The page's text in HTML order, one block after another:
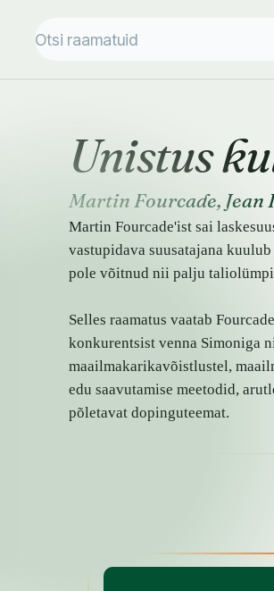
Unistus
Martin Fourcade, Jean
Martin Fourcade'ist sai
vastupidava suusatajana
pole võitnud nii palju
Selles raamatus vaatab
konkurentsist venna Simoniga
maailmakarikavõistlustel,
edu saavutamise meetodid,
põletavat dopinguteemat.